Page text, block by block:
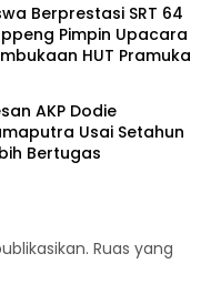
Berprestasi SRT 64
Pimpin Upacara
HUT Pramuka
AKP Dodie
Usai Setahun
Bertugas
Ruas yang